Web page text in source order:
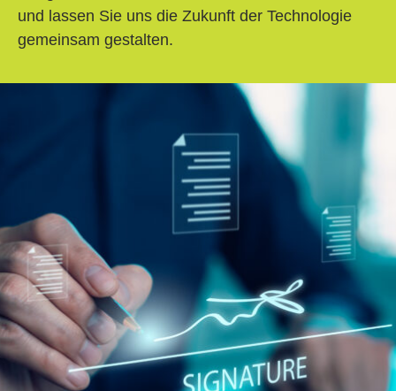
und lassen Sie uns die Zukunft der Technologie
gemeinsam gestalten.